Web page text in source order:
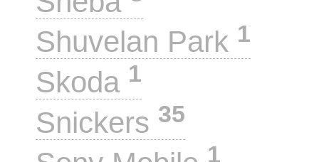
Shuvelan Park 1
Skoda 1
Snickers 35
1